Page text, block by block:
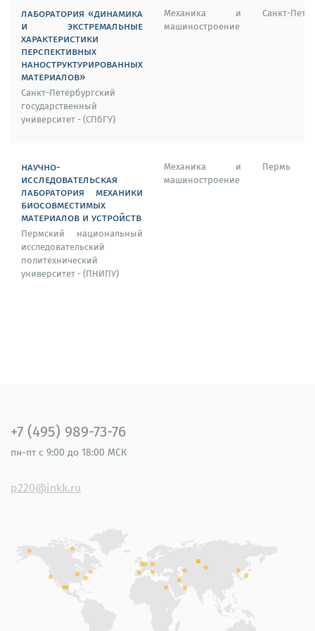
лаборатория «динамика
и экстремальные
характеристики
перспективных
наноструктурированных
материалов»
Санкт-Петербургский
государственный
университет - (СПбГУ)
Механика и
машиностроение
Санкт-
научно-
исследовательская
лаборатория механики
биосовместимых
материалов и устройств
Пермский национальный
исследовательский
политехнический
университет - (ПНИПУ)
Механика и
машиностроение
Пермь
+7 (495) 989-73-76
пн-пт с 9:00 до 18:00 МСК
p220@inkk.ru